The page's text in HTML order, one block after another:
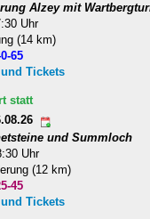
Alzey mit
Uhr
(14 km)
65
Tickets
statt
und Summloch
Uhr
(12 km)
45
Tickets